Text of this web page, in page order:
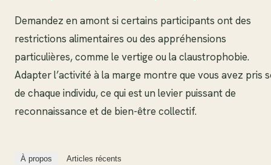
Demandez en amont si certains participants ont des
restrictions alimentaires ou des appréhensions
particulières, comme le vertige ou la claustrophobie.
Adapter l’activité à la marge montre que vous avez pris
de chaque individu, ce qui est un levier puissant de
reconnaissance et de bien-être collectif.
À propos Articles récents